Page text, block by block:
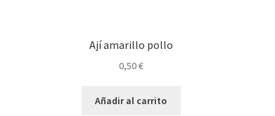
Ají amarillo pollo
0,50€
Añadir al carrito